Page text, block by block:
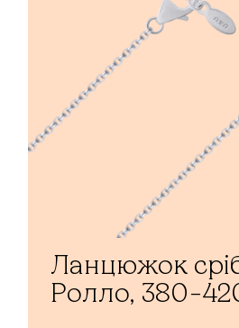
Ланцюжок
Ролло, 380-